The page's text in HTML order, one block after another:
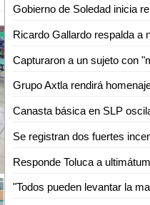
Capturaron a un sujeto con
Se registran dos fuertes
Responde Toluca a